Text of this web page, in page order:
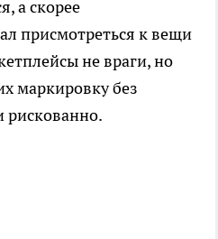
а скорее
присмотреться к вещи
не враги, но
маркировку без
рискованно.